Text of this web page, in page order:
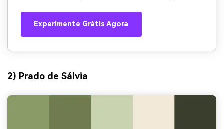
Experimente Grátis Agora
2) Prado de Sálvia